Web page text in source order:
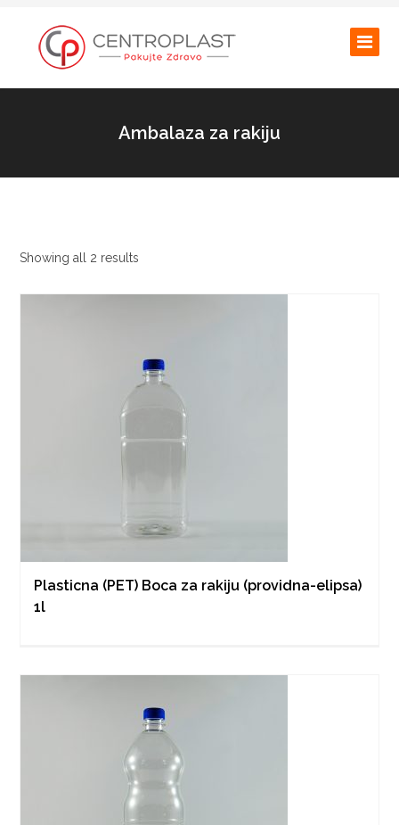
Ambalaza za rakiju
Showing all 2 results
Plasticna (PET) Boca za rakiju (providna-elipsa)
1l